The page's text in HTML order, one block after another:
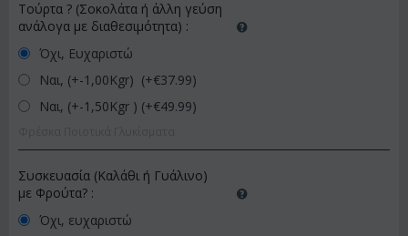
Τούρτα ? (Σοκολάτα ή άλλη γεύση
ανάλογα με διαθεσιμότητα) :
Όχι, Ευχαριστώ
Ναι, (+-1,00Kgr) (+€37.99)
Ναι, (+-1,50Kgr ) (+€49.99)
Συσκευασία (Καλάθι ή Γυάλινο)
με Φρούτα? :
Όχι, ευχαριστώ